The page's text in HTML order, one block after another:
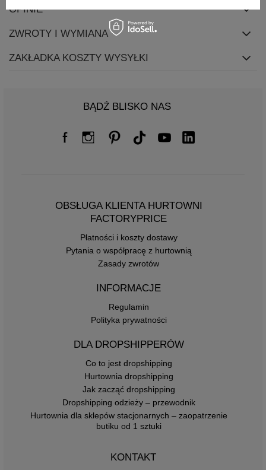
OPINIE
ZWROTY I WYMIANA
ZAKŁADKA KOSZTY WYSYŁKI
BĄDŹ BLISKO NAS
OBSŁUGA KLIENTA HURTOWNI
FACTORYPRICE
Płatności i koszty dostawy
Pytania o współpracę z hurtownią
Zasady zwrotów
INFORMACJE
Regulamin
Polityka prywatności
DLA DROPSHIPPERÓW
Co to jest dropshipping
Hurtownia dropshipping
Jak zacząć dropshipping
Dropshipping odzieży – przewodnik
Hurtownia dla sklepów stacjonarnych – zaopatrzenie
butiku od 1 sztuki
KONTAKT